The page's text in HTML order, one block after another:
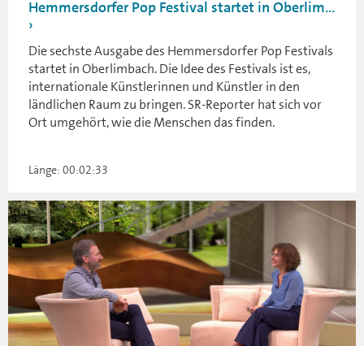
Hemmersdorfer Pop Festival startet in Oberlim...
Die sechste Ausgabe des Hemmersdorfer Pop Festivals
startet in Oberlimbach. Die Idee des Festivals ist es,
internationale Künstlerinnen und Künstler in den
ländlichen Raum zu bringen. SR-Reporter hat sich vor
Ort umgehört, wie die Menschen das finden.
Länge: 00:02:33